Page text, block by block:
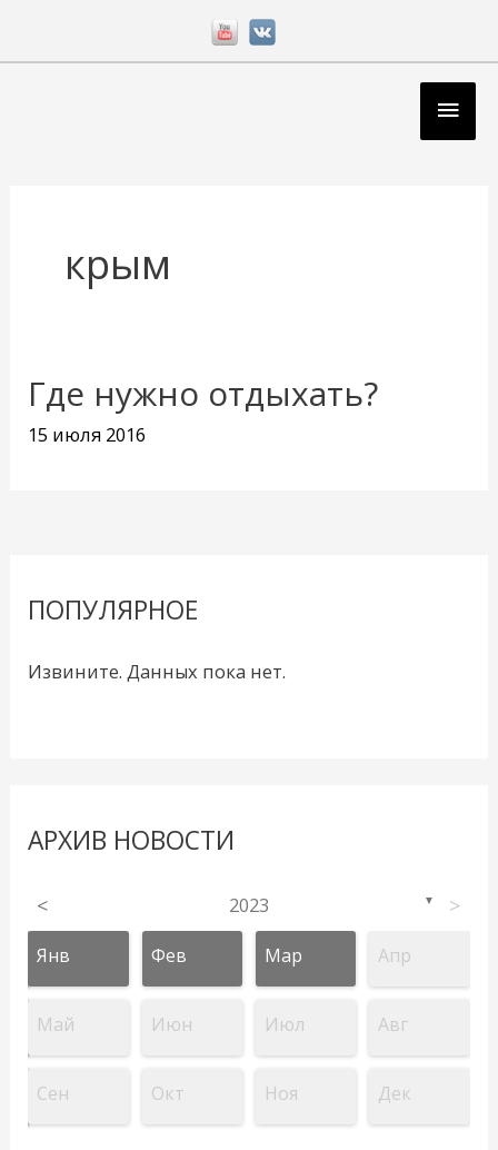
крым
Где нужно отдыхать?
15 июля 2016
ПОПУЛЯРНОЕ
Извините. Данных пока нет.
АРХИВ НОВОСТИ
< 2023 ▼ >
Янв Фев Мар Апр
Май Июн Июл Авг
Сен Окт Ноя Дек